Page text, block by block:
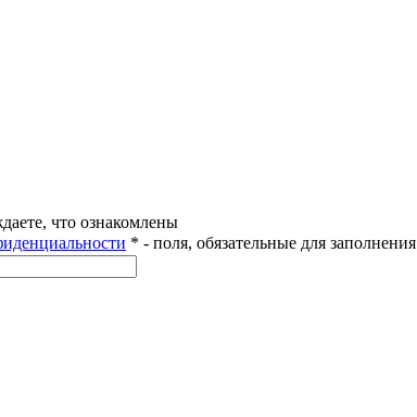
что ознакомлены
* - поля, обязательные для заполнения